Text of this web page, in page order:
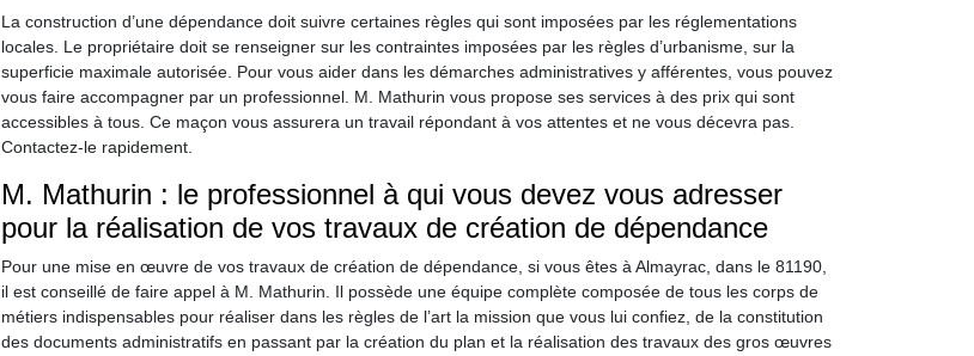
La construction d’une dépendance doit suivre certaines règles qui sont imposées par les réglementations
locales. Le propriétaire doit se renseigner sur les contraintes imposées par les règles d’urbanisme, sur la
superficie maximale autorisée. Pour vous aider dans les démarches administratives y afférentes, vous pouvez
vous faire accompagner par un professionnel. M. Mathurin vous propose ses services à des prix qui sont
accessibles à tous. Ce maçon vous assurera un travail répondant à vos attentes et ne vous décevra pas.
Contactez-le rapidement.
M. Mathurin : le professionnel à qui vous devez vous adresser
pour la réalisation de vos travaux de création de dépendance
Pour une mise en œuvre de vos travaux de création de dépendance, si vous êtes à Almayrac, dans le 81190,
il est conseillé de faire appel à M. Mathurin. Il possède une équipe complète composée de tous les corps de
métiers indispensables pour réaliser dans les règles de l’art la mission que vous lui confiez, de la constitution
des documents administratifs en passant par la création du plan et la réalisation des travaux des gros œuvres